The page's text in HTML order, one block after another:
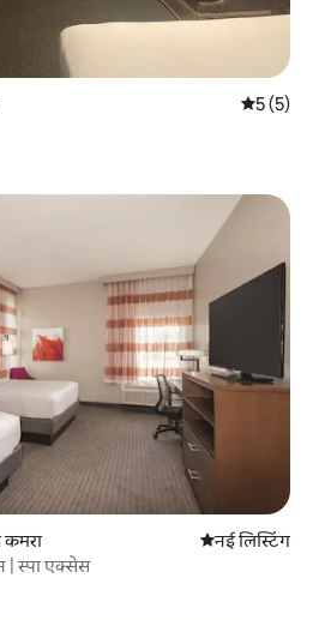
औसत रेटिंग
5 (5)
ठहरने की नई
नई लिस्टिंग
| स्पा एक्सेस